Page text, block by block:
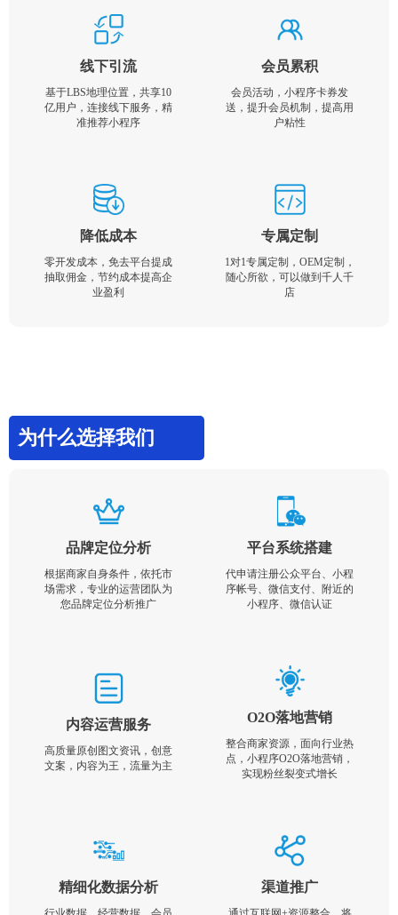
线下引流
基于LBS地理位置，共享10
亿用户，连接线下服务，精
准推荐小程序
会员累积
会员活动，小程序卡券发
送，提升会员机制，提高用
户粘性
降低成本
零开发成本，免去平台提成
抽取佣金，节约成本提高企
业盈利
专属定制
1对1专属定制，OEM定制，
随心所欲，可以做到千人千
店
为什么选择我们
品牌定位分析
根据商家自身条件，依托市
场需求，专业的运营团队为
您品牌定位分析推广
平台系统搭建
代申请注册公众平台、小程
序帐号、微信支付、附近的
小程序、微信认证
内容运营服务
高质量原创图文资讯，创意
文案，内容为王，流量为主
O2O落地营销
整合商家资源，面向行业热
点，小程序O2O落地营销，
实现粉丝裂变式增长
精细化数据分析 渠道推广